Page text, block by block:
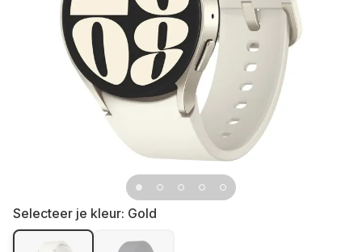
Selecteer je kleur: Gold